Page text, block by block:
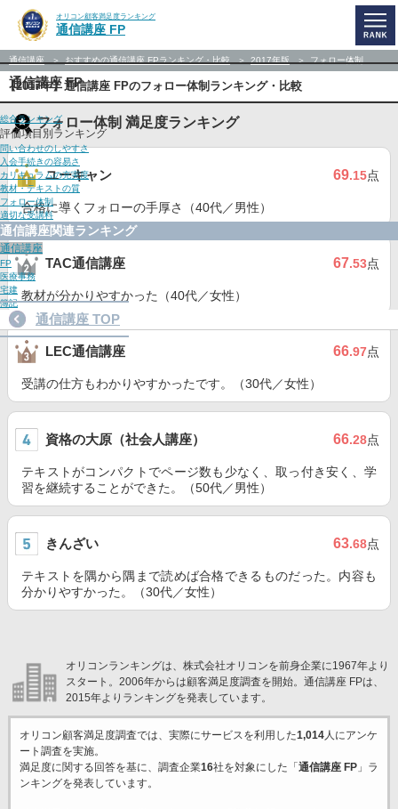
オリコン顧客満足度ランキング
通信講座 FP
通信講座 FP
総合ランキング
評価項目別ランキング
問い合わせのしやすさ
入会手続きの容易さ
カリキュラムの充実度
教材・テキストの質
フォロー体制
適切な受講料
通信講座関連ランキング
通信講座
FP
医療事務
宅建
簿記
通信講座 TOP
通信講座 おすすめの通信講座 FPランキング・比較 2017年版 フォロー体制
【2017年】通信講座 FPのフォロー体制ランキング・比較
フォロー体制 満足度ランキング
ユーキャン 69.15点
合格に導くフォローの手厚さ（40代／男性）
TAC通信講座 67.53点
教材が分かりやすかった（40代／女性）
LEC通信講座 66.97点
受講の仕方もわかりやすかったです。（30代／女性）
資格の大原（社会人講座） 66.28点
テキストがコンパクトでページ数も少なく、取っ付き安く、学
習を継続することができた。（50代／男性）
きんざい 63.68点
テキストを隅から隅まで読めば合格できるものだった。内容も
分かりやすかった。（30代／女性）
オリコンランキングは、株式会社オリコンを前身企業に1967年より
スタート。2006年からは顧客満足度調査を開始。通信講座 FPは、
2015年よりランキングを発表しています。
オリコン顧客満足度調査では、実際にサービスを利用した1,014人にアンケ
ート調査を実施。
満足度に関する回答を基に、調査企業16社を対象にした「 通信講座 FP」ラ
ンキングを発表しています。